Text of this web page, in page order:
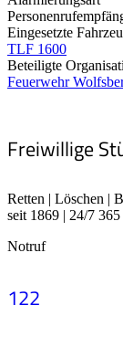
Eingesetzte
TLF 1600
Beteiligte
Feuerwehr
Freiwillige
Retten | Löschen |
seit 1869 | 24/7
Notruf
122